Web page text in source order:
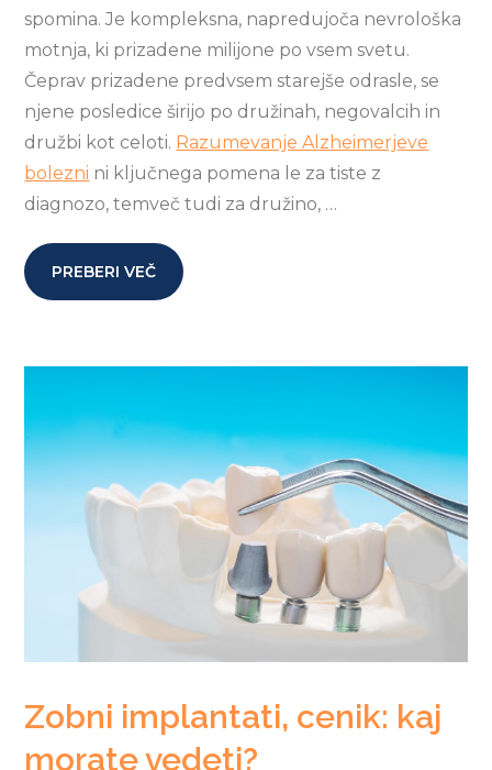
spomina. Je kompleksna, napredujoča nevrološka
motnja, ki prizadene milijone po vsem svetu.
Čeprav prizadene predvsem starejše odrasle, se
njene posledice širijo po družinah, negovalcih in
družbi kot celoti. Razumevanje Alzheimerjeve
bolezni ni ključnega pomena le za tiste z
diagnozo, temveč tudi za družino, …
PREBERI VEČ
Zobni implantati, cenik: kaj
morate vedeti?